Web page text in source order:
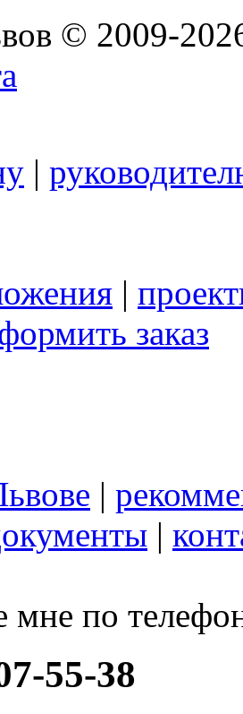
© 2009-
|
|
заказ
|
|
мне по
55-38